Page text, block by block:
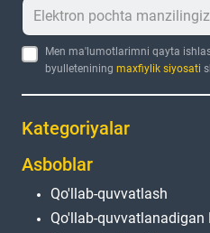
Men ma'lumotlarimni qayta
byulleteniningmaxfiylik siyosati
Kategoriyalar
Asboblar
Qo'llab-quvvatlash
Qo'llab-quvvatlanadigan